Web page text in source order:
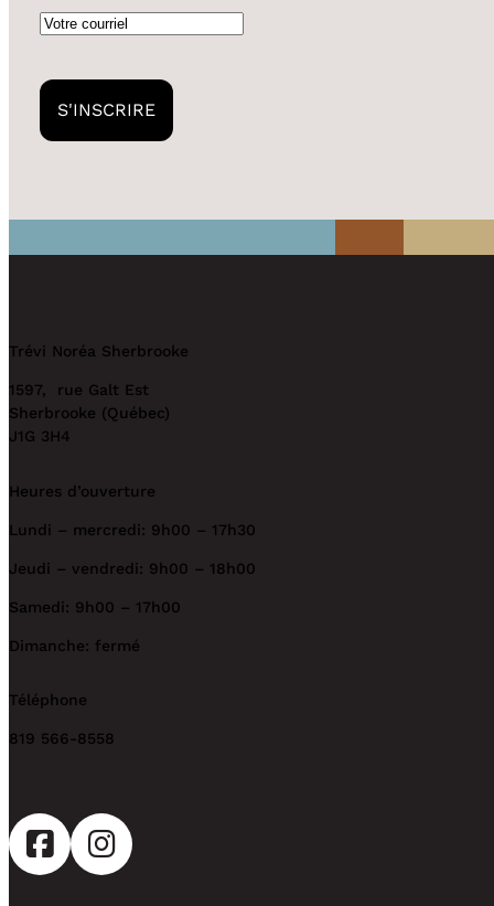
Courriel
S'INSCRIRE
Trévi Noréa Sherbrooke
1597, rue Galt Est
Sherbrooke (Québec)
J1G 3H4
Heures d’ouverture
Lundi – mercredi: 9h00 – 17h30
Jeudi – vendredi: 9h00 – 18h00
Samedi: 9h00 – 17h00
Dimanche: fermé
Téléphone
819 566-8558